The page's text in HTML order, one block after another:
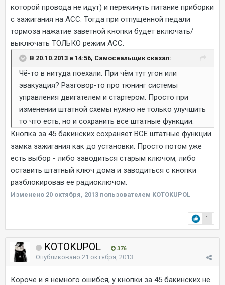
которой провода не идут) и перекинуть питание приборки
с зажигания на АСС. Тогда при отпущенной педали
тормоза нажатие заветной кнопки будет включать/
выключать ТОЛЬКО режим АСС.
В 20.10.2013 в 14:56, Самосвальщик сказал:
Чё-то в нитуда поехали. При чём тут угон или
эвакуация? Разговор-то про тюнинг системы
управления двигателем и стартером. Просто при
изменении штатной схемы нужно не только улучшить
то что есть, но и сохранить все штатные функции.
Кнопка за 45 бакинских сохраняет ВСЕ штатные функции
замка зажигания как до установки. Просто потом уже
есть выбор - либо заводиться старым ключом, либо
оставить штатный ключ дома и заводиться с кнопки
разблокировав ее радиоключом.
Изменено 20 октября, 2013 пользователем KOTOKUPOL
1
KOTOKUPOL 376
Опубликовано 21 октября, 2013
Короче и я немного ошибся, у кнопки за 45 бакинских не